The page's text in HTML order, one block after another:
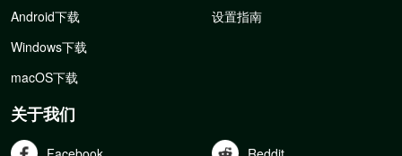
Android下载
Windows下载
macOS下载
设置指南
关于我们